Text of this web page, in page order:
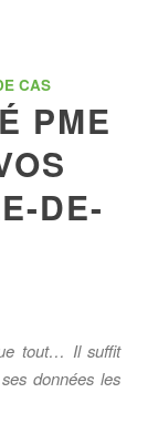
CAS
PME
DE-
tout… Il suffit
données les